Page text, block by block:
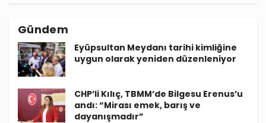
Gündem
Eyüpsultan Meydanı tarihi kimliğine
uygun olarak yeniden düzenleniyor
CHP’li Kılıç, TBMM’de Bilgesu Erenus’u
andı: “Mirası emek, barış ve
dayanışmadır”